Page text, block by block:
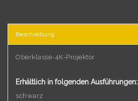
Beschreibung
Oberklasse-4K-Projektor
Erhältlich in folgenden Ausführungen:
schwarz